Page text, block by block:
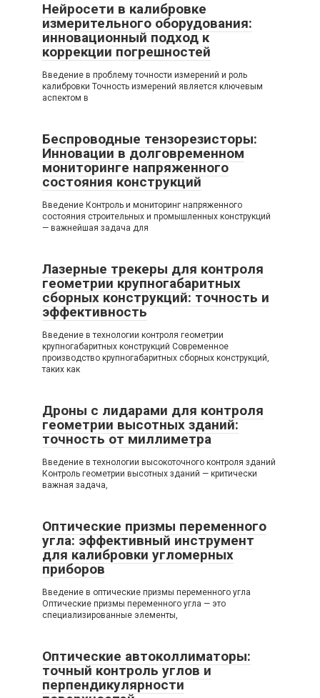
Нейросети в калибровке
измерительного оборудования:
инновационный подход к
коррекции погрешностей
Введение в проблему точности измерений и роль
калибровки Точность измерений является ключевым
аспектом в
Беспроводные тензорезисторы:
Инновации в долговременном
мониторинге напряженного
состояния конструкций
Введение Контроль и мониторинг напряженного
состояния строительных и промышленных конструкций
— важнейшая задача для
Лазерные трекеры для контроля
геометрии крупногабаритных
сборных конструкций: точность и
эффективность
Введение в технологии контроля геометрии
крупногабаритных конструкций Современное
производство крупногабаритных сборных конструкций,
таких как
Дроны с лидарами для контроля
геометрии высотных зданий:
точность от миллиметра
Введение в технологии высокоточного контроля зданий
Контроль геометрии высотных зданий — критически
важная задача,
Оптические призмы переменного
угла: эффективный инструмент
для калибровки угломерных
приборов
Введение в оптические призмы переменного угла
Оптические призмы переменного угла — это
специализированные элементы,
Оптические автоколлиматоры:
точный контроль углов и
перпендикулярности